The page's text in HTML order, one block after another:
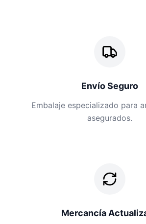
Envío Seguro
Embalaje especializado para
asegurados.
Mercancía